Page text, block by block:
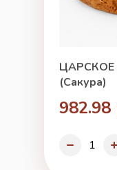
ЦАРСКОЕ
(Сакура)
982.98